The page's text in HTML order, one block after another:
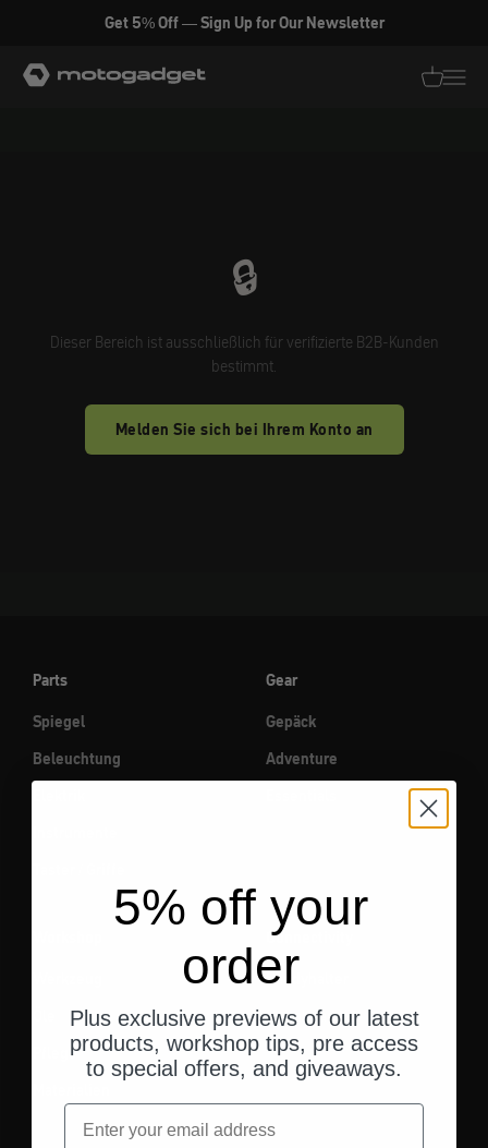
Zum Inhalt springen
Get 5% Off — Sign Up for Our Newsletter
motogadget GmbH
🔒
Dieser Bereich ist ausschließlich für verifizierte B2B-Kunden
bestimmt.
Melden Sie sich bei Ihrem Konto an
Parts
Spiegel
Beleuchtung
Gear
Gepäck
Adventure
Pflege
Connectivity
Handyhalter
Helmheadset
5% off your
order
Plus exclusive previews of our latest
products, workshop tips, pre access
to special offers, and giveaways.
Email